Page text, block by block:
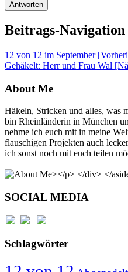
Beitrags-Navigation
12 von 12 im September
Gehäkelt: Herr und Frau Wal
About Me
Häkeln, Stricken und alles, was
bin Rheinländerin in München
nehme ich euch mit in meine
flauschigen Projekten auch
ich sonst noch mit euch teilen
SOCIAL MEDIA
Schlagwörter